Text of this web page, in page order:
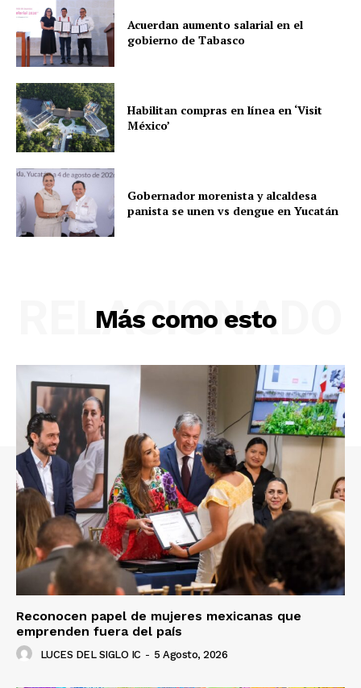
Acuerdan aumento salarial en el
gobierno de Tabasco
Habilitan compras en línea en ‘Visit
México’
Gobernador morenista y alcaldesa
panista se unen vs dengue en Yucatán
Más como esto
RELACIONADO
Reconocen papel de mujeres mexicanas que
emprenden fuera del país
LUCES DEL SIGLO IC - 5 Agosto, 2026